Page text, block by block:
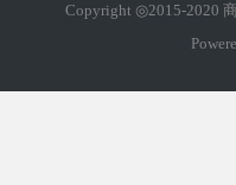
Copyright ◎2015-2020